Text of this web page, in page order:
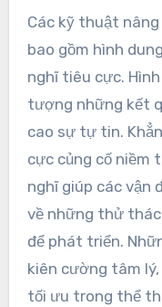
Các kỹ thuật
bao gồm hình
nghĩ tiêu cực.
tượng những kết
cao sự tự tin.
cực củng cố niềm
nghĩ giúp các vận
về những thử
để phát triển.
kiên cường tâm
tối ưu trong thể